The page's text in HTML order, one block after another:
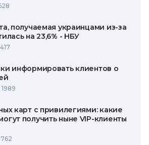
получаемая украинцами из-за
на 23,6% - НБУ
417
информировать клиентов о
1989
карт с привилегиями: какие
получить ныне VIP-клиенты
762